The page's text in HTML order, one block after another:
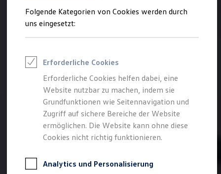
Kühlfahrzeuge
Feuerwehr
ONE Business ID Vorteile
Fahrzeuge online kaufen
Digitaler Marktplatz
Kauf & Finanzierung
Online-Fahrzeugbewertung
Aktionen & Angebote
E-Auto-Förderung
Für Privatkunden
Für Gewerbekunden
Profi Paket
ProfiPartner für Gebrauchtwagen
Folgende Kategorien von Cookies werden durch
uns eingesetzt:
Erforderliche Cookies
Erforderliche Cookies helfen dabei, eine
Website nutzbar zu machen, indem sie
Grundfunktionen wie Seitennavigation und
Zugriff auf sichere Bereiche der Website
ermöglichen. Die Website kann ohne diese
Cookies nicht richtig funktionieren.
Analytics und Personalisierung